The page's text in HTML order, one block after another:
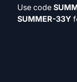
Use code
SUMMER-33Y